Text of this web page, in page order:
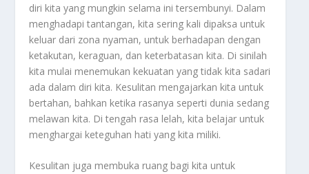
diri kita yang mungkin selama ini tersembunyi. Dalam
menghadapi tantangan, kita sering kali dipaksa untuk
keluar dari zona nyaman, untuk berhadapan dengan
ketakutan, keraguan, dan keterbatasan kita. Di sinilah
kita mulai menemukan kekuatan yang tidak kita sadari
ada dalam diri kita. Kesulitan mengajarkan kita untuk
bertahan, bahkan ketika rasanya seperti dunia sedang
melawan kita. Di tengah rasa lelah, kita belajar untuk
menghargai keteguhan hati yang kita miliki.
Kesulitan juga membuka ruang bagi kita untuk